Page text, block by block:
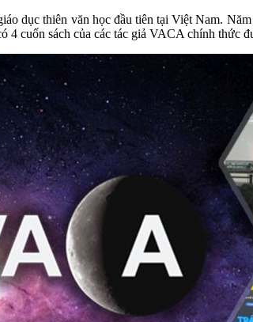
dục thiên văn học đầu tiên tại Việt Nam.
4 cuốn sách của các tác giả VACA chính thức